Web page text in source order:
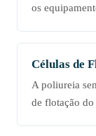
os
Células de
A poliureia
de flotação do